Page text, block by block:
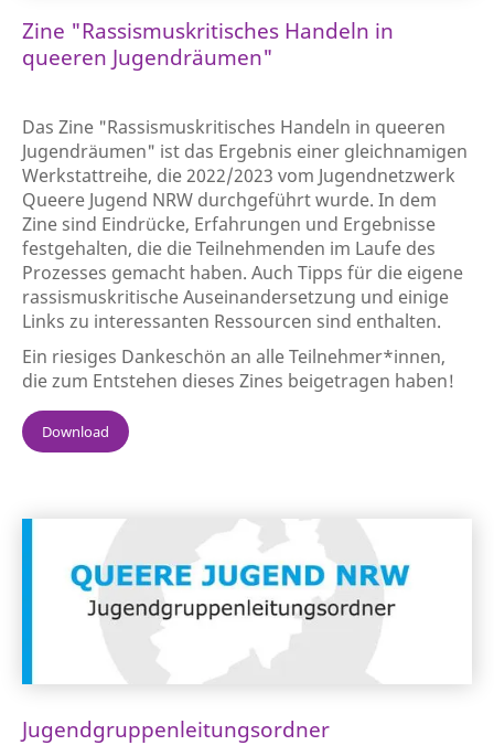
Zine "Rassismuskritisches Handeln in
queeren Jugendräumen"
Das Zine "Rassismuskritisches Handeln in queeren
Jugendräumen" ist das Ergebnis einer gleichnamigen
Werkstattreihe, die 2022/2023 vom Jugendnetzwerk
Queere Jugend NRW durchgeführt wurde. In dem
Zine sind Eindrücke, Erfahrungen und Ergebnisse
festgehalten, die die Teilnehmenden im Laufe des
Prozesses gemacht haben. Auch Tipps für die eigene
rassismuskritische Auseinandersetzung und einige
Links zu interessanten Ressourcen sind enthalten.
Ein riesiges Dankeschön an alle Teilnehmer*innen,
die zum Entstehen dieses Zines beigetragen haben!
Download
Jugendgruppenleitungsordner